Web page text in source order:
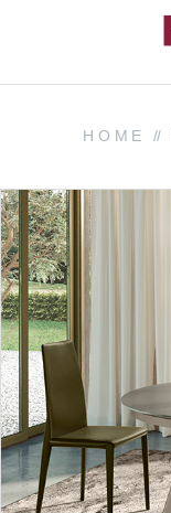
HOME //